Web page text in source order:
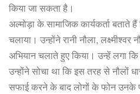
कियाजासकताहै।
अल्मोड़ाकेसामाजिककार्यकर्ताबतातेहैं
चलाया। उन्होंनेरानीनौला, लक्ष्मीश्वर
अभियानचलातेहुएकिया। उन्हेंलगाकि
उन्होंनेसोचा थाकिइसतरहसेनौलों
सफाईकरनेकेबादलोगोंकेफोनउनके